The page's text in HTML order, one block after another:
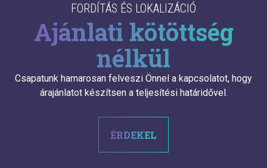
FORDÍTÁS ÉS LOKALIZÁCIÓ
Ajánlati kötöttség
nélkül
Csapatunk hamarosan felveszi Önnel a kapcsolatot, hogy
árajánlatot készítsen a teljesítési határidővel.
ÉRDEKEL